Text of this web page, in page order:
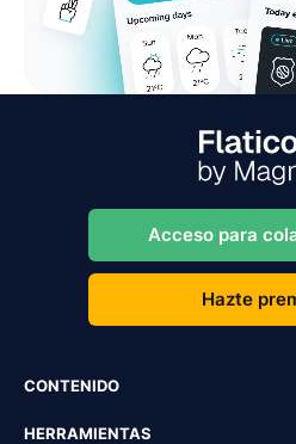
Acceso para
Hazte
CONTENIDO
HERRAMIENTAS